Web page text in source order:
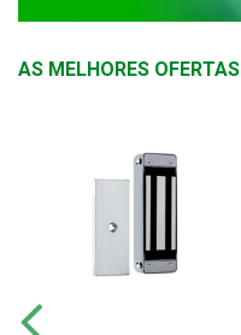
AS MELHORES OFERTAS